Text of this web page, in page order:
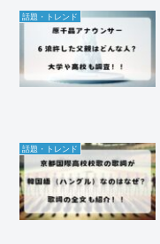
話題・トレンド
話題・トレンド